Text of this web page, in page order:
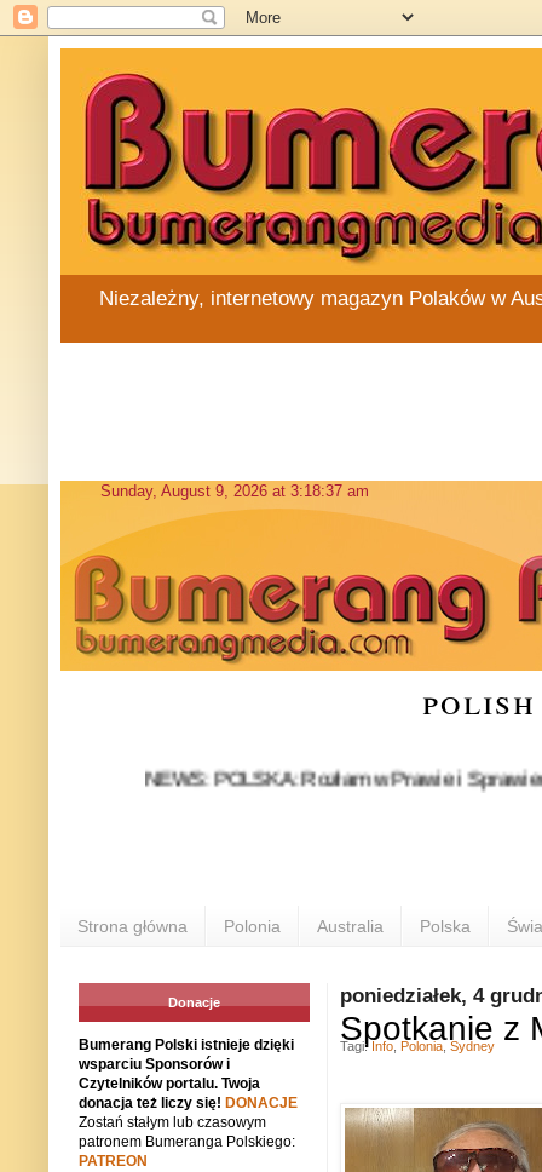
Niezależny, internetowy magazyn Polaków w
NEWS: POLSKA: Rozłam w Prawie i
Strona główna Polonia Australia Polska
poniedziałek, 4
Spotkanie z
Tagi: Info Polonia Sydney
Donacje
Bumerang Polski istnieje dzięki
wsparciu Sponsorów i
Czytelników portalu. Twoja
donacja też liczy się! DONACJE
Zostań stałym lub czasowym
patronem Bumeranga Polskiego:
PATREON